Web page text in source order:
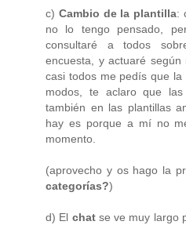
c) Cambio de la plantilla:
no lo tengo pensado,
consultaré a todos
encuesta, y actuaré
casi todos me pedís que
modos, te aclaro que
también en las plantillas
hay es porque a mí no
momento.
(aprovecho y os hago la
categorías?)
d) El chatse ve muy largo